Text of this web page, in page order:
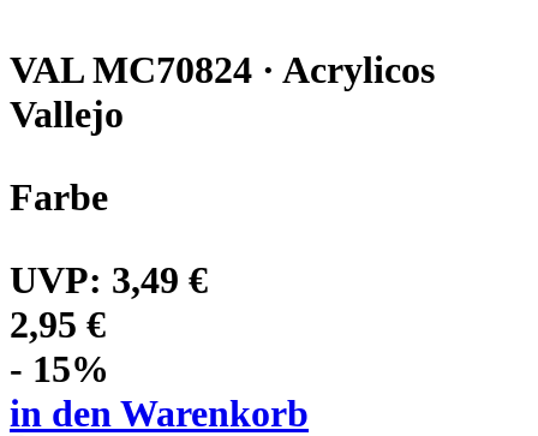
VAL MC70824 · Acrylicos
Vallejo
Farbe
UVP: 3,49 €
2,95 €
- 15%
in den Warenkorb